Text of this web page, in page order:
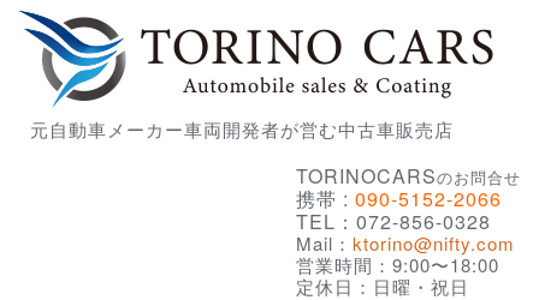
元自動車メーカー車両開発者が営む中古車販売店
TORINOCARSのお問合せ
携帯 : 090-5152-2066
TEL：072-856-0328
Mail： ktorino@nifty.com
営業時間：9:00〜18:00
定休日：日曜・祝日